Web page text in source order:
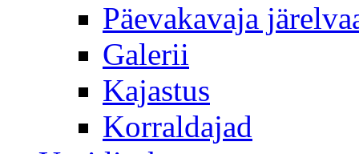
Päevakavaja
Galerii
Kajastus
Korraldajad